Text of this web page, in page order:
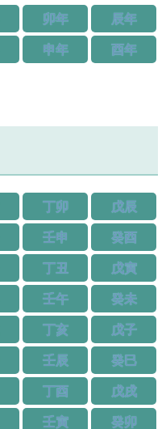
卯年
辰年
申年
酉年
丁卯
戊辰
壬申
癸酉
丁丑
戊寅
壬午
癸未
丁亥
戊子
壬辰
癸巳
丁酉
戊戌
壬寅 癸卯